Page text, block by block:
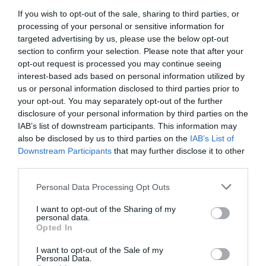
If you wish to opt-out of the sale, sharing to third parties, or
processing of your personal or sensitive information for
targeted advertising by us, please use the below opt-out
section to confirm your selection. Please note that after your
opt-out request is processed you may continue seeing
interest-based ads based on personal information utilized by
us or personal information disclosed to third parties prior to
your opt-out. You may separately opt-out of the further
disclosure of your personal information by third parties on the
IAB’s list of downstream participants. This information may
also be disclosed by us to third parties on the IAB’s List of
Downstream Participants that may further disclose it to other
Please note that this website/app uses one or more Google
not limited to your visit or usage behaviour. You may click to
grant or deny consent to Google and its third-party tags to
use your data for below specified purposes in below Google
consent section.
Personal Data Processing Opt Outs
I want to opt-out of the Sharing of my
personal data.
Opted In
I want to opt-out of the Sale of my
Personal Data.
vasút színvonala, két káros következménnyel
számolhatunk: 1) romlik Eger összeköttetése a
fővárossal és 2) megnövekszik a közúti
forgalom a két város között"– szögezi le a
blog.
Homolya Róbert szerint a buszjáratok
átszervezése hosszabb időt vesz igénybe,
pontos dátum egyelőre nincsen. Rosszabb
esetben hónapok, kicsit kevésbé rossz
esetben évek is lehetnek még hátra a
reformig, lélekben azonban már érdemes
szoktatni magunkat a gondolathoz, hogy
előbb-utóbb valószínűleg búcsút kell intenünk
a jelenlegi legjobb közösségi közlekedési